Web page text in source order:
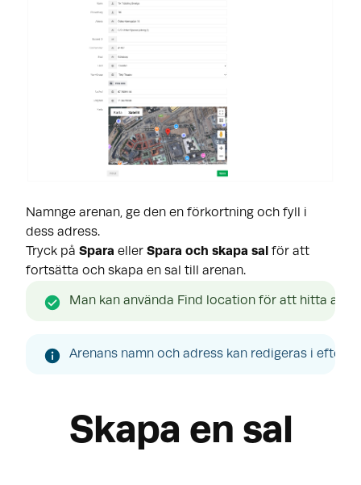
Namnge arenan, ge den en förkortning och fyll i
dess adress.
Tryck på Spara eller Spara och skapa sal för att
fortsätta och skapa en sal till arenan.
Man kan använda Find location för att hitta
Arenans namn och adress kan redigeras i
Skapa en sal